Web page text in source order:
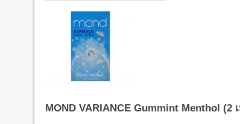
MOND VARIANCE Gummint Menthol (2